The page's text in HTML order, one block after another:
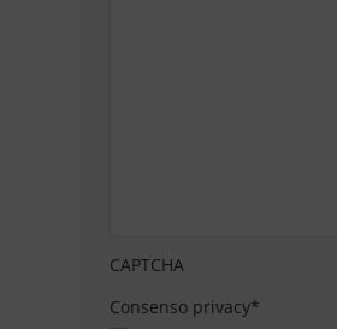
CAPTCHA
Consenso privacy*